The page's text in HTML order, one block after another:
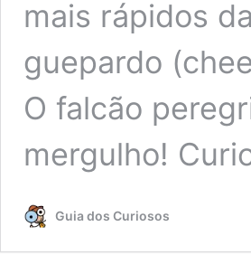
mais rápidos
guepardo
O falcão
mergulho!
Guia dos Curiosos